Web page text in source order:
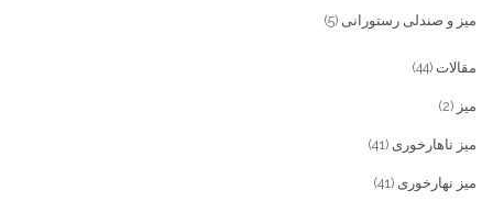
میز و صندلی رستورانی (5)
مقالات (44)
میز (2)
میز ناهارخوری (41)
میز نهارخوری (41)